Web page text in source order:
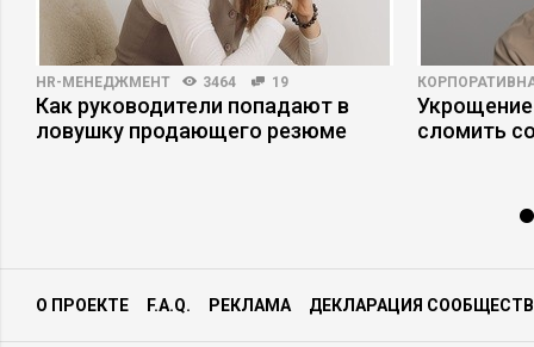
HR-МЕНЕДЖМЕНТ 3464 19
Как руководители попадают в
ловушку продающего резюме
сломить
О ПРОЕКТЕ F.A.Q. РЕКЛАМА ДЕКЛАРАЦИЯ